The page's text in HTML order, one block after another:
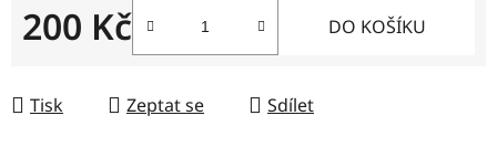
200 Kč DO KOŠÍKU
Tisk Zeptat se Sdílet